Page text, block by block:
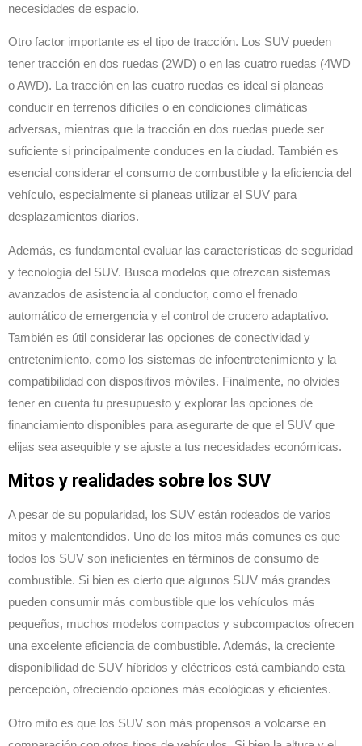
necesidades de espacio.
Otro factor importante es el tipo de tracción. Los SUV pueden
tener tracción en dos ruedas (2WD) o en las cuatro ruedas (4WD
o AWD). La tracción en las cuatro ruedas es ideal si planeas
conducir en terrenos difíciles o en condiciones climáticas
adversas, mientras que la tracción en dos ruedas puede ser
suficiente si principalmente conduces en la ciudad. También es
esencial considerar el consumo de combustible y la eficiencia del
vehículo, especialmente si planeas utilizar el SUV para
desplazamientos diarios.
Además, es fundamental evaluar las características de seguridad
y tecnología del SUV. Busca modelos que ofrezcan sistemas
avanzados de asistencia al conductor, como el frenado
automático de emergencia y el control de crucero adaptativo.
También es útil considerar las opciones de conectividad y
entretenimiento, como los sistemas de infoentretenimiento y la
compatibilidad con dispositivos móviles. Finalmente, no olvides
tener en cuenta tu presupuesto y explorar las opciones de
financiamiento disponibles para asegurarte de que el SUV que
elijas sea asequible y se ajuste a tus necesidades económicas.
Mitos y realidades sobre los SUV
A pesar de su popularidad, los SUV están rodeados de varios
mitos y malentendidos. Uno de los mitos más comunes es que
todos los SUV son ineficientes en términos de consumo de
combustible. Si bien es cierto que algunos SUV más grandes
pueden consumir más combustible que los vehículos más
pequeños, muchos modelos compactos y subcompactos ofrecen
una excelente eficiencia de combustible. Además, la creciente
disponibilidad de SUV híbridos y eléctricos está cambiando esta
percepción, ofreciendo opciones más ecológicas y eficientes.
Otro mito es que los SUV son más propensos a volcarse en